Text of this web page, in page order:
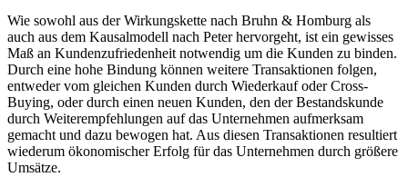
Wie sowohl aus der Wirkungskette nach Bruhn & Homburg als
auch aus dem Kausalmodell nach Peter hervorgeht, ist ein gewisses
Maß an Kundenzufriedenheit notwendig um die Kunden zu binden.
Durch eine hohe Bindung können weitere Transaktionen folgen,
entweder vom gleichen Kunden durch Wiederkauf oder Cross-
Buying, oder durch einen neuen Kunden, den der Bestandskunde
durch Weiterempfehlungen auf das Unternehmen aufmerksam
gemacht und dazu bewogen hat. Aus diesen Transaktionen resultiert
wiederum ökonomischer Erfolg für das Unternehmen durch größere
Umsätze.